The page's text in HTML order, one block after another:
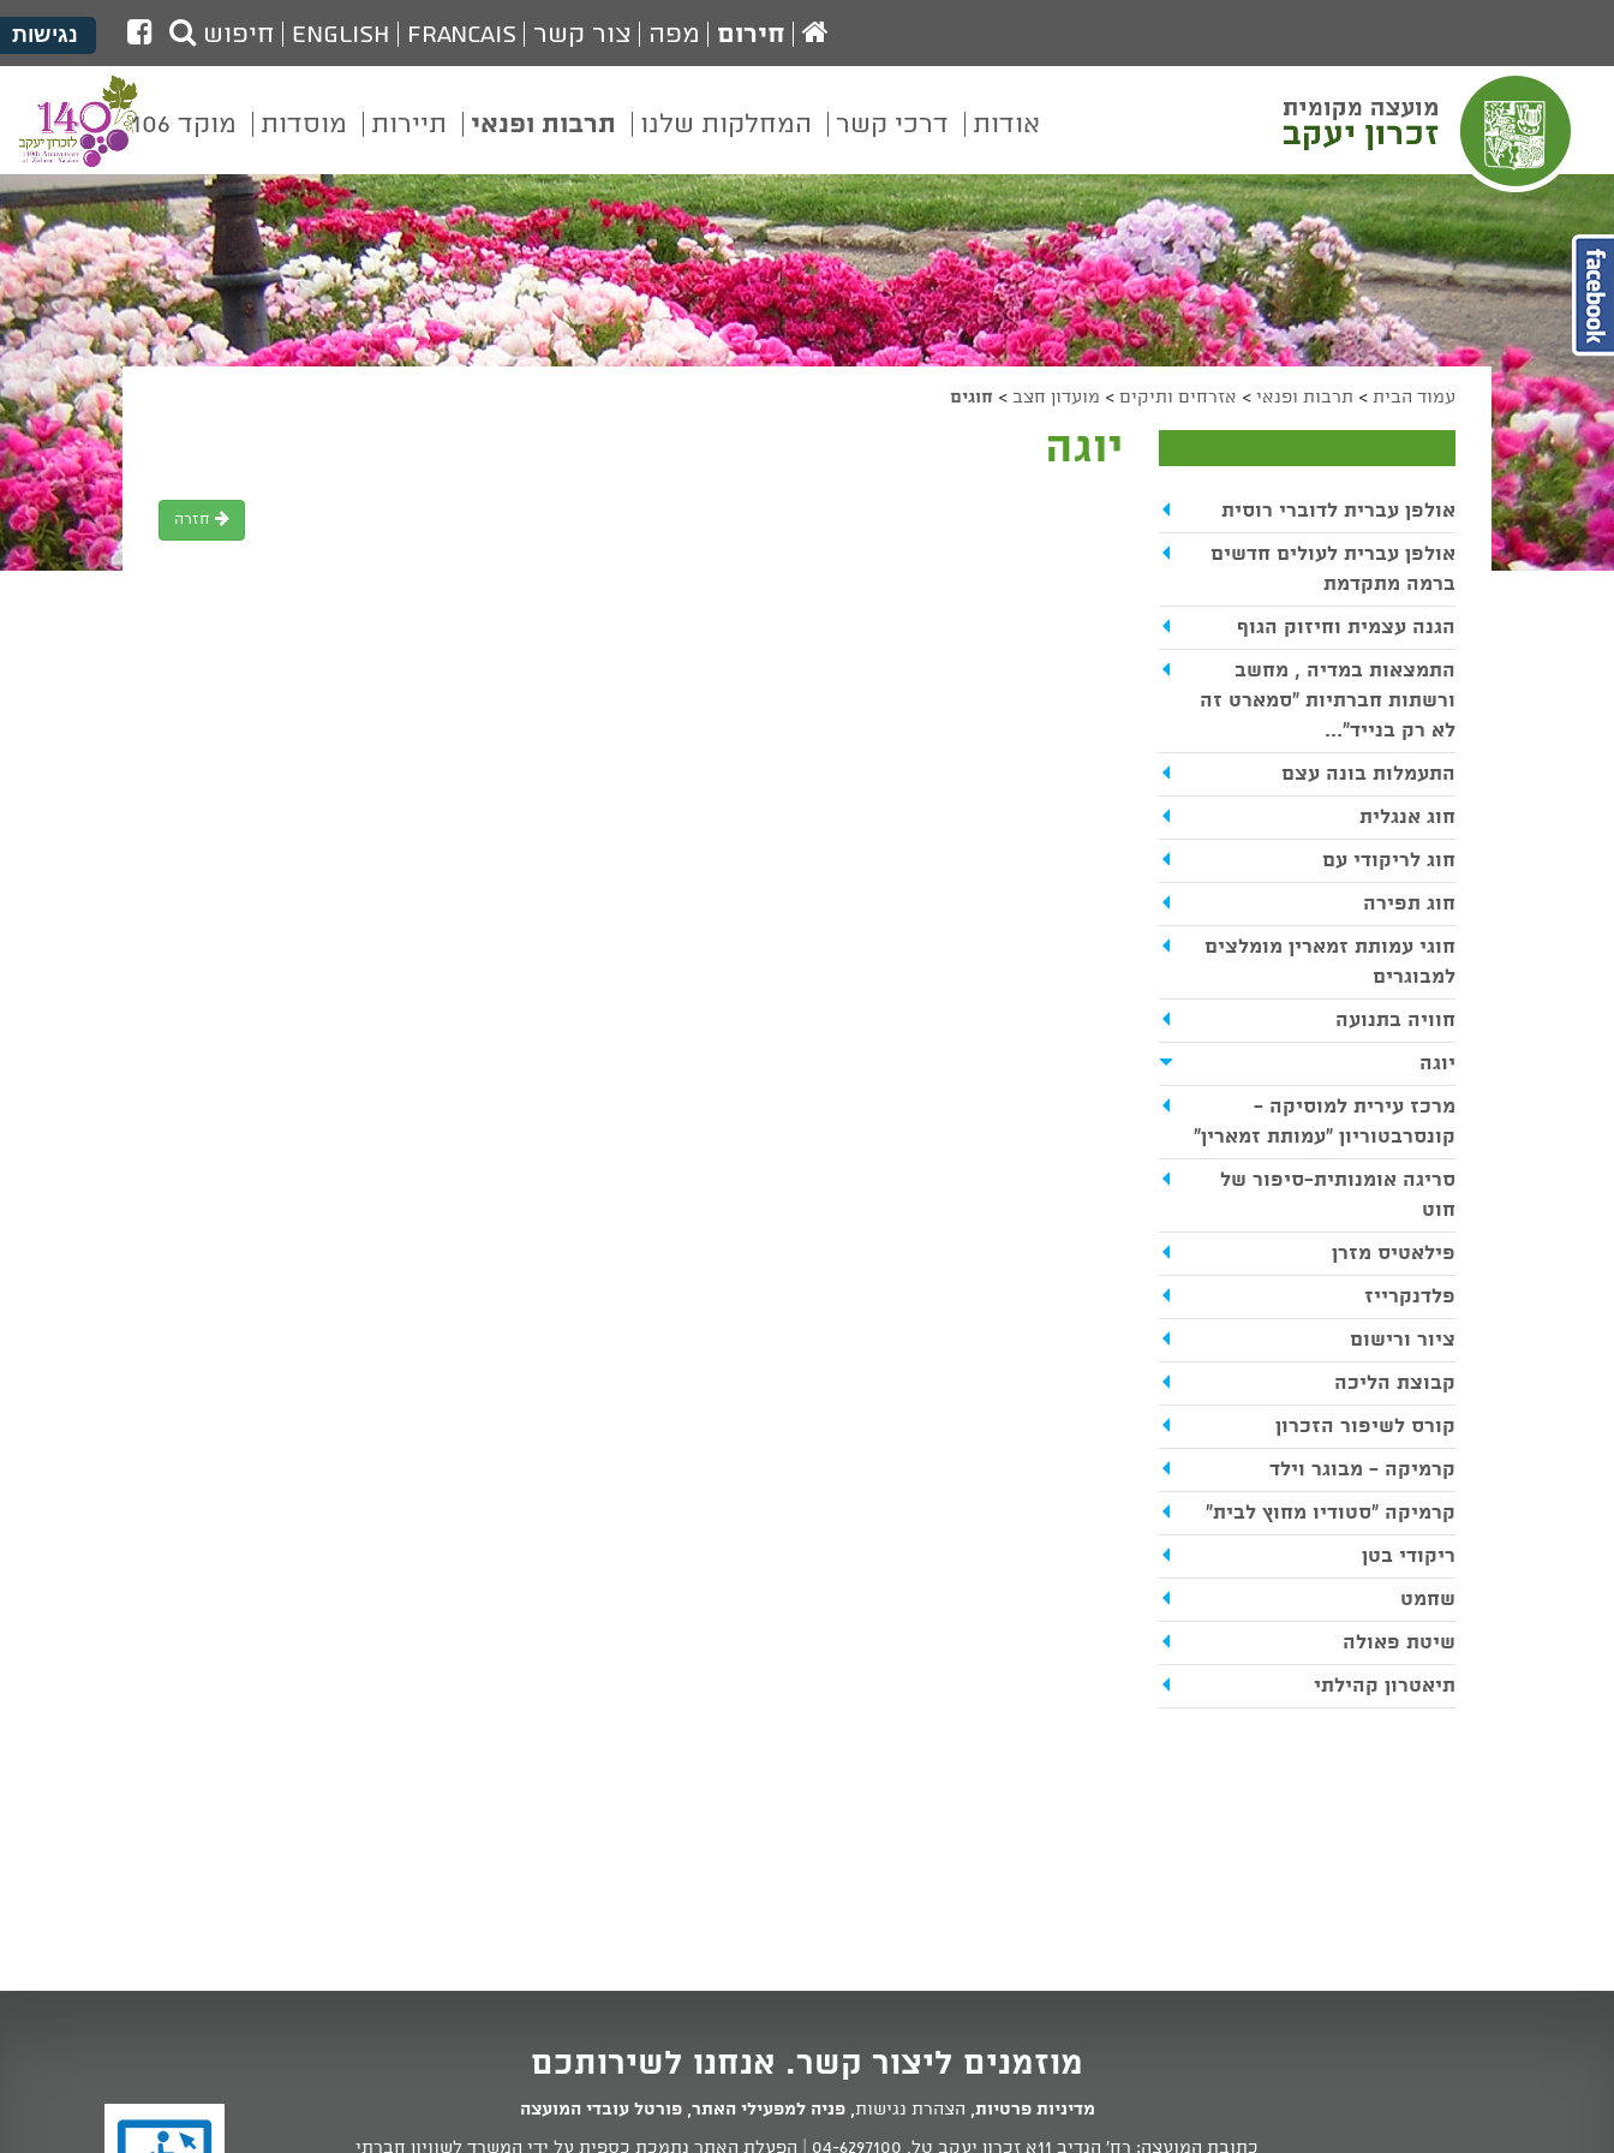
הגדל גודל פונט
הקטן גודל פונט
מצב ניגודיות גבוהה
מצב ניגודיות נמוכה
הצג קישורים
הצהרת נגישות
נגישות
עמוד
הבית
חירום מפה צור קשר Francais
English חיפוש
לעמוד
הפייסבוק
של
מועצת
זכרון
יעקב
אודות דרכי קשר המחלקות שלנו תרבות ופנאי תיירות מוסדות מוקד 106
עמוד הבית > תרבות ופנאי > אזרחים ותיקים > מועדון חצב > חוגים
יוגה
חזרה
אולפן עברית לדוברי רוסית
אולפן עברית לעולים חדשים
ברמה מתקדמת
הגנה עצמית וחיזוק הגוף
התמצאות במדיה , מחשב
ורשתות חברתיות "סמארט זה
לא רק בנייד"...
התעמלות בונה עצם
חוג אנגלית
חוג לריקודי עם
חוג תפירה
חוגי עמותת זמארין מומלצים
למבוגרים
חוויה בתנועה
יוגה
מרכז עירית למוסיקה -
קונסרבטוריון ״עמותת זמארין״
סריגה אומנותית-סיפור של
חוט
פילאטיס מזרן
פלדנקרייז
ציור ורישום
קבוצת הליכה
קורס לשיפור הזכרון
קרמיקה - מבוגר וילד
קרמיקה "סטודיו מחוץ לבית"
ריקודי בטן
שחמט
שיטת פאולה
תיאטרון קהילתי
מוזמנים ליצור קשר. אנחנו לשירותכם
מדיניות פרטיות, הצהרת נגישות,פניה למפעילי האתר,פורטל עובדי המועצה
כתובת המועצה: רח' הנדיב 11א זכרון יעקב טל.
04-6297100 | הפעלת האתר נתמכת כספית על ידי המשרד לשוויון חברתי